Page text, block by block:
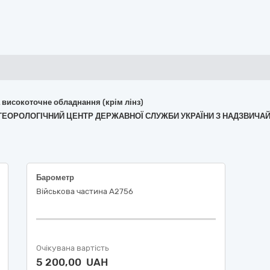
високоточне обладнання (крім лінз)
ЦЕНТР ДЕРЖАВНОЇ СЛУЖБИ УКРАЇНИ З
Барометр
Військова частина А2756
Очікувана вартість
5 200,00 UAH